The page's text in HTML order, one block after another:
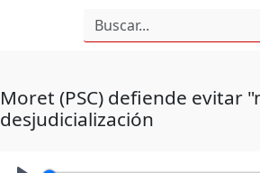
Moret (PSC) defiende evitar
desjudicialización